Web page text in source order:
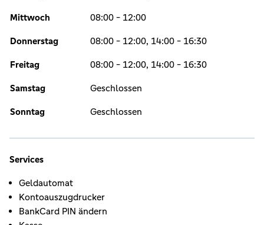
Mittwoch 08:00 - 12:00
Donnerstag 08:00 - 12:00, 14:00 - 16:30
Freitag 08:00 - 12:00, 14:00 - 16:30
Samstag Geschlossen
Sonntag Geschlossen
Services
Geldautomat
Kontoauszugdrucker
BankCard PIN ändern